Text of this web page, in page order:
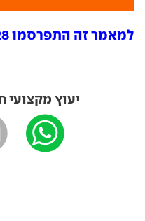
למאמר זה התפרסמו 28 תגובות
יעוץ מקצועי